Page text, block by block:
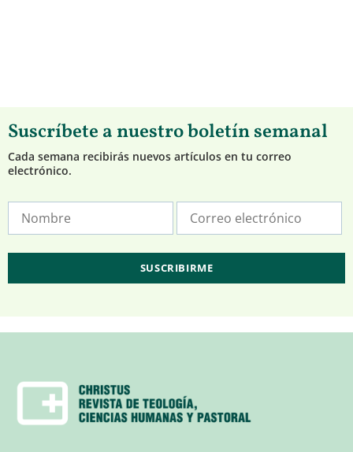
Suscríbete a nuestro boletín semanal
Cada semana recibirás nuevos artículos en tu correo
electrónico.